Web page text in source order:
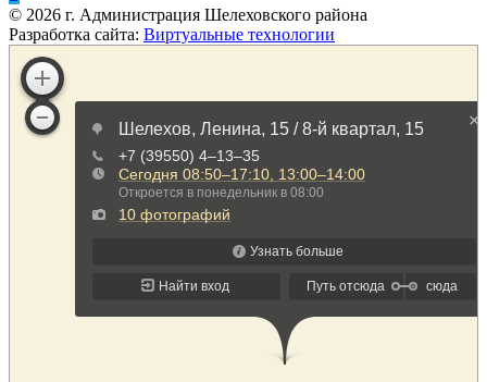
© 2026 г. Администрация Шелеховского района
Разработка сайта: Виртуальные технологии